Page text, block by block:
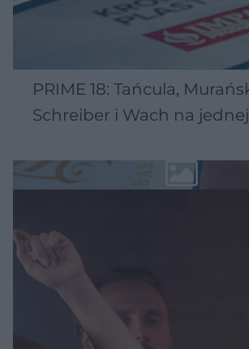
PRIME 18: Tańcula,
Schreiber i Wach na